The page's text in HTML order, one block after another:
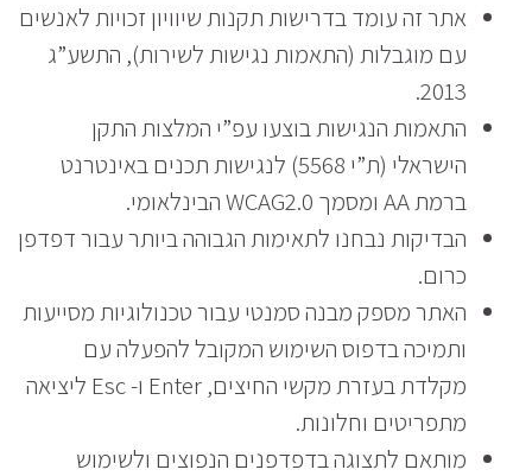
אתר זה עומד בדרישות תקנות שיוויון זכויות לאנשים
עם מוגבלות (התאמות נגישות לשירות), התשע”ג
2013.
התאמות הנגישות בוצעו עפ”י המלצות התקן
הישראלי (ת”י 5568) לנגישות תכנים באינטרנט
ברמת AA ומסמך WCAG2.0 הבינלאומי.
הבדיקות נבחנו לתאימות הגבוהה ביותר עבור דפדפן
כרום.
האתר מספק מבנה סמנטי עבור טכנולוגיות מסייעות
ותמיכה בדפוס השימוש המקובל להפעלה עם
מקלדת בעזרת מקשי החיצים, Enter ו- Esc ליציאה
מתפריטים וחלונות.
מותאם לתצוגה בדפדפנים הנפוצים ולשימוש